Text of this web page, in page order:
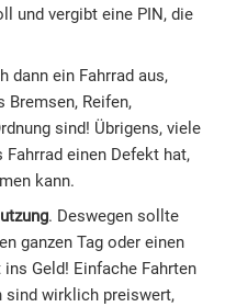
und vergibt eine PIN, die
dann ein Fahrrad aus,
Bremsen, Reifen,
sind! Übrigens, viele
Fahrrad einen Defekt hat,
kann.
. Deswegen sollte
ganzen Tag oder einen
Geld! Einfache Fahrten
sind wirklich preiswert,